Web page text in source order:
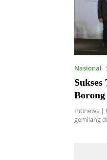
Nasional
Intinews |
gemilang